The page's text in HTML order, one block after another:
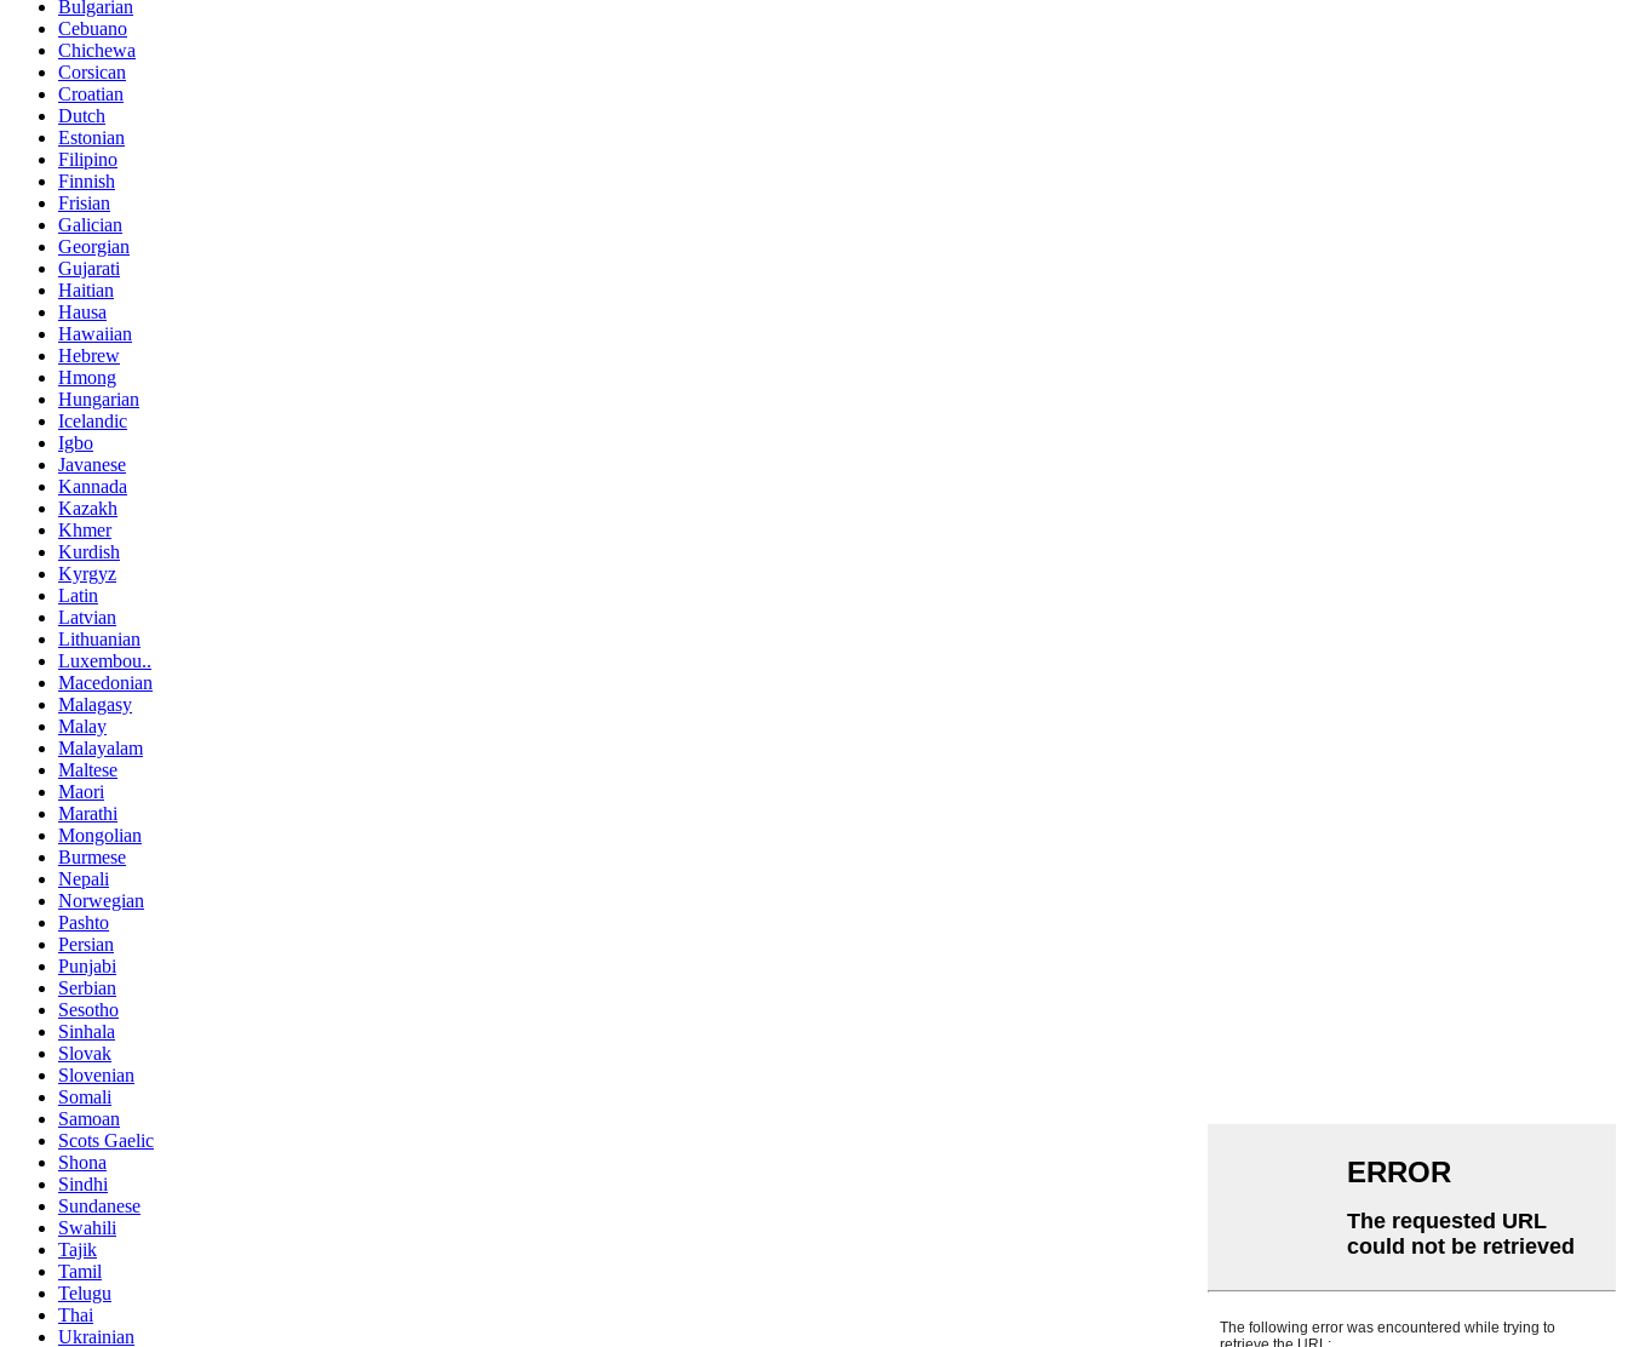
Bulgarian
Cebuano
Chichewa
Corsican
Croatian
Dutch
Estonian
Filipino
Finnish
Frisian
Galician
Georgian
Gujarati
Haitian
Hausa
Hawaiian
Hebrew
Hmong
Hungarian
Icelandic
Igbo
Javanese
Kannada
Kazakh
Khmer
Kurdish
Kyrgyz
Latin
Latvian
Lithuanian
Luxembou..
Macedonian
Malagasy
Malay
Malayalam
Maltese
Maori
Marathi
Mongolian
Burmese
Nepali
Norwegian
Pashto
Persian
Punjabi
Serbian
Sesotho
Sinhala
Slovak
Slovenian
Somali
Samoan
Scots Gaelic
Shona
Sindhi
Sundanese
Swahili
Tajik
Tamil
Telugu
Thai
Ukrainian